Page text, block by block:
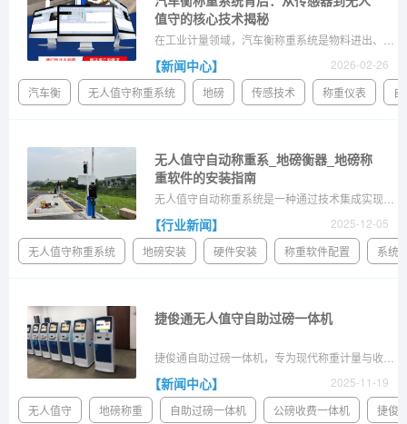
【新闻中心】
值守的核心技术揭秘
2026-02-26
汽车衡 无人值守称重系统 地磅 传感技术 称重仪表
【行业新闻】
无人值守自动称重系_地磅衡器_地磅称
重软件的安装指南
2025-12-05
无人值守称重系统 地磅安装 硬件安装 称重软件配置 系统
【新闻中心】
捷俊通无人值守自助过磅一体机
2025-11-19
无人值守 地磅称重 自助过磅一体机 公磅收费一体机 捷俊